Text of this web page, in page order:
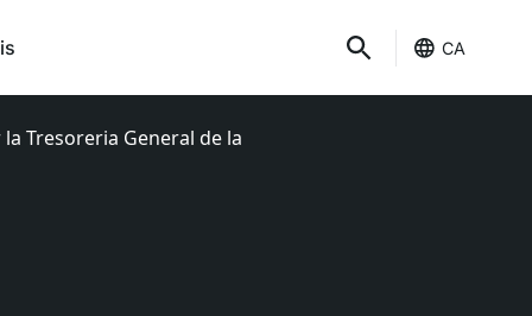
CA
Tresoreria General de la